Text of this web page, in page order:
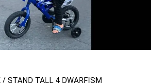
/ STAND TALL 4 DWARFISM